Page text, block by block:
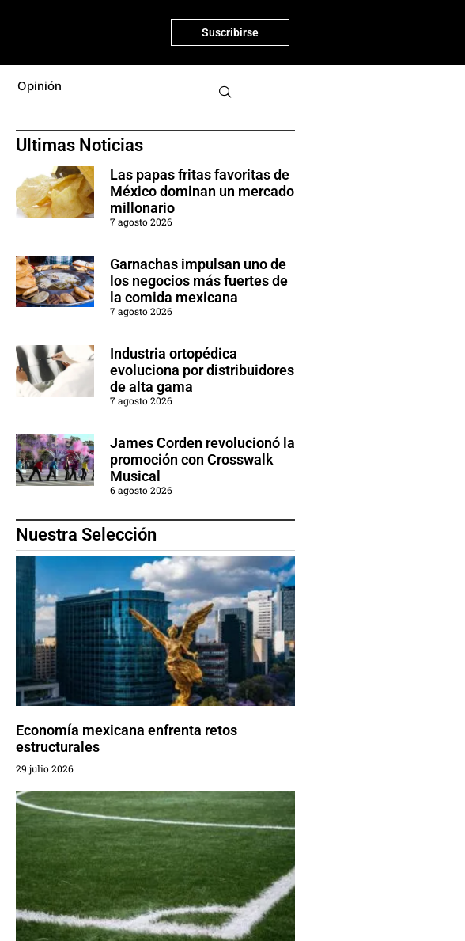
Suscribirse
Opinión
Ultimas Noticias
Las papas fritas favoritas de
México dominan un mercado
millonario
7 agosto 2026
Garnachas impulsan uno de
los negocios más fuertes de
la comida mexicana
7 agosto 2026
Industria ortopédica
evoluciona por distribuidores
de alta gama
7 agosto 2026
James Corden revolucionó la
promoción con Crosswalk
Musical
6 agosto 2026
Nuestra Selección
Economía mexicana enfrenta retos
estructurales
29 julio 2026